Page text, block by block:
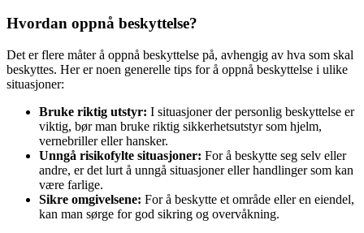
Hvordan oppnå beskyttelse?
Det er flere måter å oppnå beskyttelse på, avhengig av hva som skal
beskyttes. Her er noen generelle tips for å oppnå beskyttelse i ulike
situasjoner:
Bruke riktig utstyr: I situasjoner der personlig beskyttelse er
viktig, bør man bruke riktig sikkerhetsutstyr som hjelm,
vernebriller eller hansker.
Unngå risikofylte situasjoner: For å beskytte seg selv eller
andre, er det lurt å unngå situasjoner eller handlinger som kan
være farlige.
Sikre omgivelsene: For å beskytte et område eller en eiendel,
kan man sørge for god sikring og overvåkning.